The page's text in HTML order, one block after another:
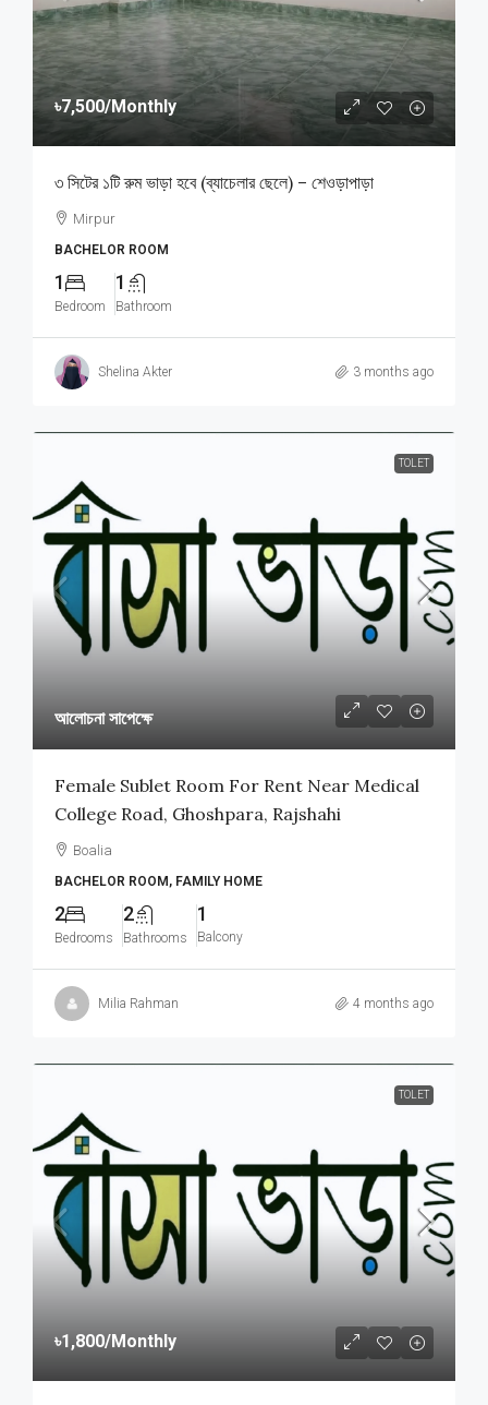
৳7,500/Monthly
৩ সিটের ১টি রুম ভাড়া হবে (ব্যাচেলার ছেলে) – শেওড়াপাড়া
Mirpur
BACHELOR ROOM
1
Bedroom
1
Bathroom
Shelina Akter 3 months ago
TOLET
আলোচনা সাপেক্ষে
Female Sublet Room For Rent Near Medical
College Road, Ghoshpara, Rajshahi
Boalia
BACHELOR ROOM, FAMILY HOME
2
Bedrooms
2
Bathrooms
1
Balcony
Milia Rahman 4 months ago
TOLET
৳1,800/Monthly